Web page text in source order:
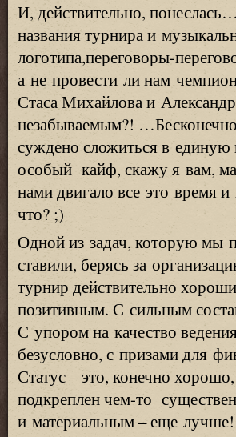
И, действительно,
названия турнира и
логотипа,переговоры-
а не провести ли нам
Стаса Михайлова и
незабываемым?!
суждено сложиться в
особый кайф, скажу я вам,
нами двигало все это время
что? ;)
Одной из задач, которую мы
ставили, берясь за
турнир действительно
позитивным. С сильным
С упором на качество
безусловно, с призами для
Статус – это, конечно
подкрепленчем-то
и материальным – еще лучше!